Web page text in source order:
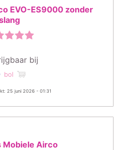
EVO-ES9000 zonder
bij
bol
25 juni 2026 - 01:31
Mobiele Airco